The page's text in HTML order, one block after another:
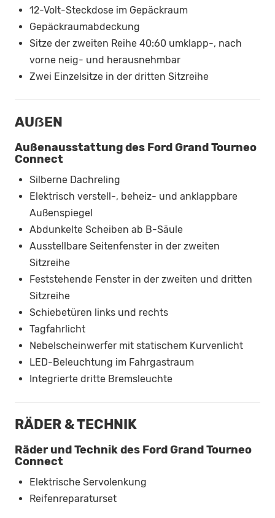
12-Volt-Steckdose im Gepäckraum
Gepäckraumabdeckung
Sitze der zweiten Reihe 40:60 umklapp-, nach
vorne neig- und herausnehmbar
Zwei Einzelsitze in der dritten Sitzreihe
AUẞEN
Außenausstattung des Ford Grand Tourneo
Connect
Silberne Dachreling
Elektrisch verstell-, beheiz- und anklappbare
Außenspiegel
Abdunkelte Scheiben ab B-Säule
Ausstellbare Seitenfenster in der zweiten
Sitzreihe
Feststehende Fenster in der zweiten und dritten
Sitzreihe
Schiebetüren links und rechts
Tagfahrlicht
Nebelscheinwerfer mit statischem Kurvenlicht
LED-Beleuchtung im Fahrgastraum
Integrierte dritte Bremsleuchte
RÄDER & TECHNIK
Räder und Technik des Ford Grand Tourneo
Connect
Elektrische Servolenkung
Reifenreparaturset